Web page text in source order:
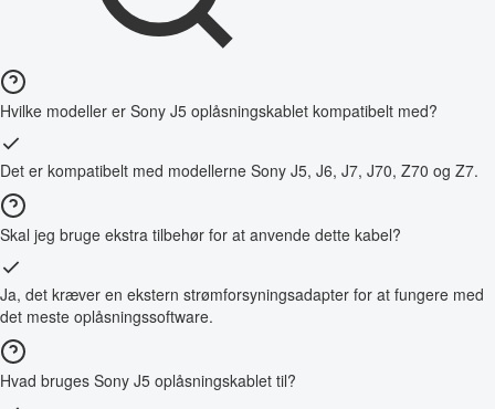
Hvilke modeller er Sony J5 oplåsningskablet kompatibelt med?
Det er kompatibelt med modellerne Sony J5, J6, J7, J70, Z70 og Z7.
Skal jeg bruge ekstra tilbehør for at anvende dette kabel?
Ja, det kræver en ekstern strømforsyningsadapter for at fungere med
det meste oplåsningssoftware.
Hvad bruges Sony J5 oplåsningskablet til?